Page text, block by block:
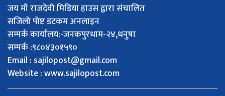
जय माँ राजदेवी मिडिया हाउस द्वारा संचालित
सजिलो पोष्ट डटकम अनलाइन
सम्पर्क कार्यालय:-जनकपुरधाम-२४,धनुषा
सम्पर्क :९८०४३०१५९०
Email : sajilopost@gmail.com
Website : www.sajilopost.com